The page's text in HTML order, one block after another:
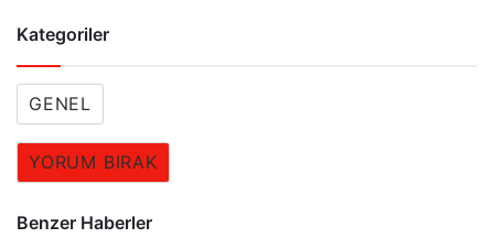
Kategoriler
GENEL
YORUM BIRAK
Benzer Haberler